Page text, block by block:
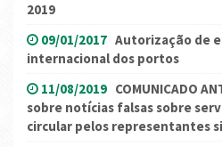
2019
09/01/2017 Autorização de
internacional dos portos
11/08/2019 COMUNICADO
sobre notícias falsas sobre
circular pelos representantes